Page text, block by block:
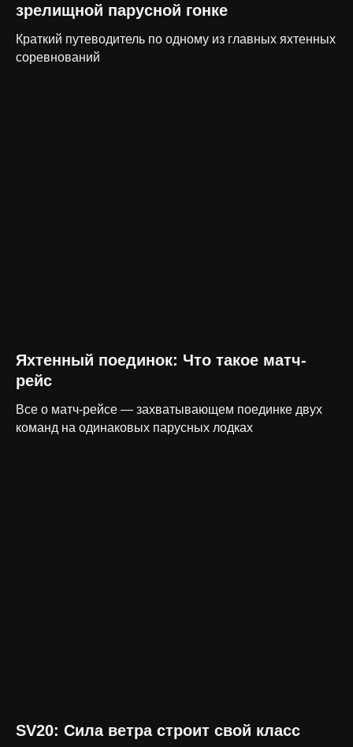
зрелищной парусной гонке
Краткий путеводитель по одному из главных яхтенных
соревнований
Яхтенный поединок: Что такое матч-
рейс
Все о матч-рейсе — захватывающем поединке двух
команд на одинаковых парусных лодках
SV20: Сила ветра строит свой класс